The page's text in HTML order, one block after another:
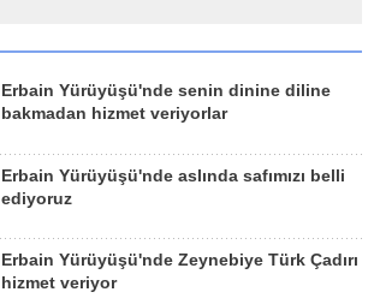
Erbain Yürüyüşü'nde senin dinine diline
bakmadan hizmet veriyorlar
Erbain Yürüyüşü'nde aslında safımızı belli
ediyoruz
Erbain Yürüyüşü'nde Zeynebiye Türk Çadırı
hizmet veriyor